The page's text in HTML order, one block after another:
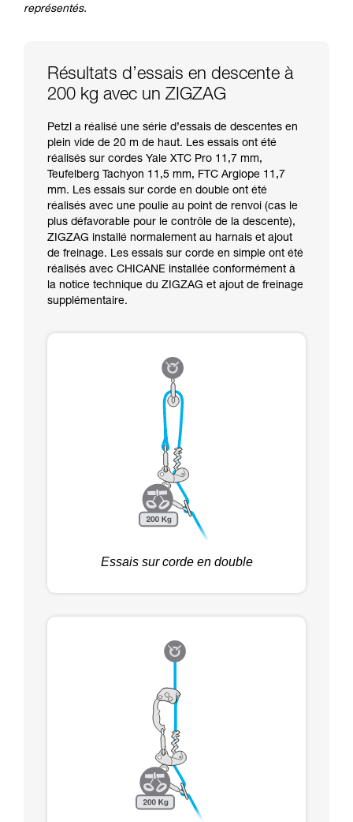
représentés.
Résultats d’essais en descente à
200 kg avec un ZIGZAG
Petzl a réalisé une série d’essais de descentes en
plein vide de 20 m de haut. Les essais ont été
réalisés sur cordes Yale XTC Pro 11,7 mm,
Teufelberg Tachyon 11,5 mm, FTC Argiope 11,7
mm. Les essais sur corde en double ont été
réalisés avec une poulie au point de renvoi (cas le
plus défavorable pour le contrôle de la descente),
ZIGZAG installé normalement au harnais et ajout
de freinage. Les essais sur corde en simple ont été
réalisés avec CHICANE installée conformément à
la notice technique du ZIGZAG et ajout de freinage
supplémentaire.
Essais sur corde en double